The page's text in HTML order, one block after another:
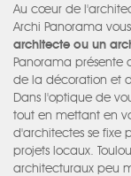
Au cœur de
Archi Panorama
architecte ou un
Panorama présente
de la décoration et
Dans l'optique de
tout en mettant en
d'architectes se fixe
projets locaux.
architecturaux peu